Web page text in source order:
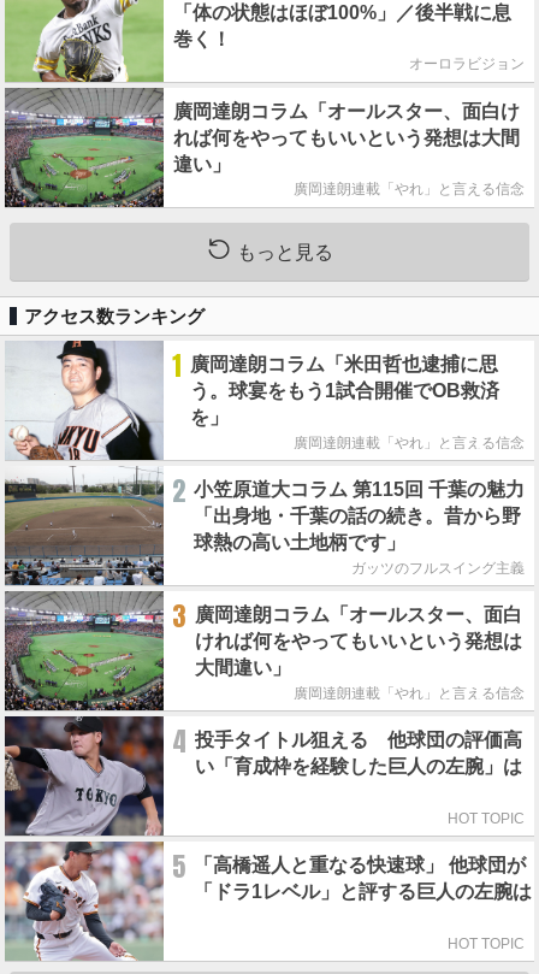
「体の状態はほぼ100%」／後半戦に息
巻く！
オーロラビジョン
廣岡達朗コラム「オールスター、面白け
れば何をやってもいいという発想は大間
違い」
廣岡達朗連載「やれ」と言える信念
もっと見る
アクセス数ランキング
1 廣岡達朗コラム「米田哲也逮捕に思
う。球宴をもう1試合開催でOB救済
を」
廣岡達朗連載「やれ」と言える信念
2 小笠原道大コラム 第115回 千葉の魅力
「出身地・千葉の話の続き。昔から野
球熱の高い土地柄です」
ガッツのフルスイング主義
3 廣岡達朗コラム「オールスター、面白
ければ何をやってもいいという発想は
大間違い」
廣岡達朗連載「やれ」と言える信念
4 投手タイトル狙える 他球団の評価高
い「育成枠を経験した巨人の左腕」は
HOT TOPIC
5
「高橋遥人と重なる快速球」 他球団が
「ドラ1レベル」と評する巨人の左腕は
HOT TOPIC